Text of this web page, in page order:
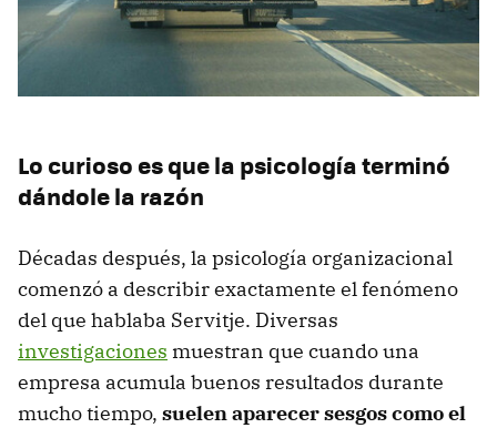
Lo curioso es que la psicología terminó
dándole la razón
Décadas después, la psicología organizacional
comenzó a describir exactamente el fenómeno
del que hablaba Servitje. Diversas
investigaciones muestran que cuando una
empresa acumula buenos resultados durante
mucho tiempo, suelen aparecer sesgos como el